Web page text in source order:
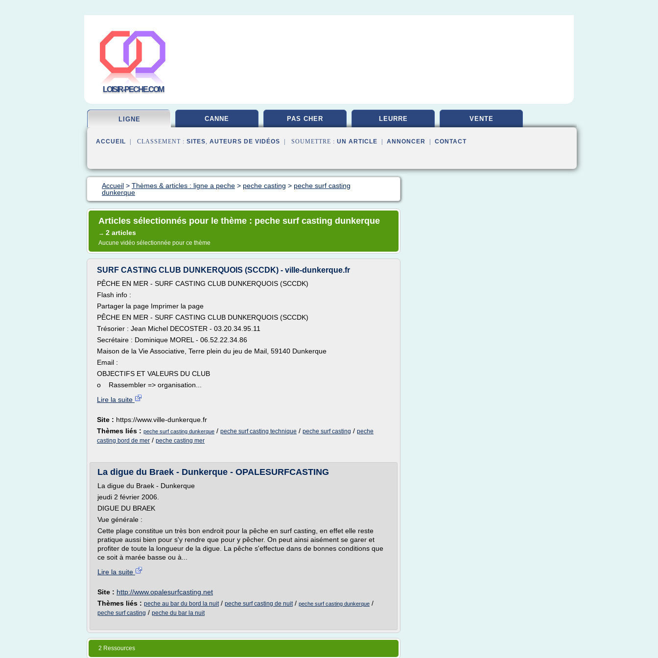
LOISIR-PECHE.COM
LIGNE CANNE PAS CHER LEURRE VENTE
ACCUEIL | CLASSEMENT : SITES, AUTEURS DE VIDÉOS | SOUMETTRE : UN ARTICLE ANNONCER CONTACT
Accueil > Thèmes & articles : ligne a peche > peche casting > peche surf casting
dunkerque
Articles sélectionnés pour le thème : peche surf casting dunkerque
→ 2 articles
Aucune vidéo sélectionnée pour ce thème
SURF CASTING CLUB DUNKERQUOIS (SCCDK) - ville-dunkerque.fr
PÊCHE EN MER - SURF CASTING CLUB DUNKERQUOIS (SCCDK)
Flash info :
Partager la page Imprimer la page
PÊCHE EN MER - SURF CASTING CLUB DUNKERQUOIS (SCCDK)
Trésorier : Jean Michel DECOSTER - 03.20.34.95.11
Secrétaire : Dominique MOREL - 06.52.22.34.86
Maison de la Vie Associative, Terre plein du jeu de Mail, 59140 Dunkerque
Email :
OBJECTIFS ET VALEURS DU CLUB
o Rassembler => organisation...
Lire la suite
Site : https://www.ville-dunkerque.fr
Thèmes liés : peche surf casting dunkerque / peche surf casting technique / peche surf casting / peche
casting bord de mer / peche casting mer
La digue du Braek - Dunkerque - OPALESURFCASTING
La digue du Braek - Dunkerque
jeudi 2 février 2006.
DIGUE DU BRAEK
Vue générale :
Cette plage constitue un très bon endroit pour la pêche en surf casting, en effet elle reste
pratique aussi bien pour s'y rendre que pour y pêcher. On peut ainsi aisément se garer et
profiter de toute la longueur de la digue. La pêche s'effectue dans de bonnes conditions que
ce soit à marée basse ou à...
Lire la suite
Site : http://www.opalesurfcasting.net
Thèmes liés : peche au bar du bord la nuit/ peche surf casting de nuit/ peche surf casting dunkerque /
peche surf casting / peche du bar la nuit
2 Ressources